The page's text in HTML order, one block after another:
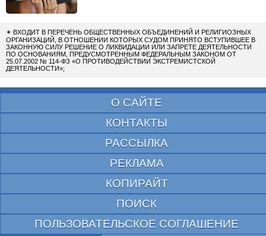
✴ ВХОДИТ В ПЕРЕЧЕНЬ ОБЩЕСТВЕННЫХ ОБЪЕДИНЕНИЙ И РЕЛИГИОЗНЫХ
ОРГАНИЗАЦИЙ, В ОТНОШЕНИИ КОТОРЫХ СУДОМ ПРИНЯТО ВСТУПИВШЕЕ В
ЗАКОННУЮ СИЛУ РЕШЕНИЕ О ЛИКВИДАЦИИ ИЛИ ЗАПРЕТЕ ДЕЯТЕЛЬНОСТИ
ПО ОСНОВАНИЯМ, ПРЕДУСМОТРЕННЫМ ФЕДЕРАЛЬНЫМ ЗАКОНОМ ОТ
25.07.2002 № 114-ФЗ «О ПРОТИВОДЕЙСТВИИ ЭКСТРЕМИСТСКОЙ
ДЕЯТЕЛЬНОСТИ»;
О САЙТЕ
КОНТАКТЫ
РАССЫЛКА
РЕКЛАМА
КОПИРАЙТ
ПОИСК
ПОЛЬЗОВАТЕЛЬСКОЕ СОГЛАШЕНИЕ